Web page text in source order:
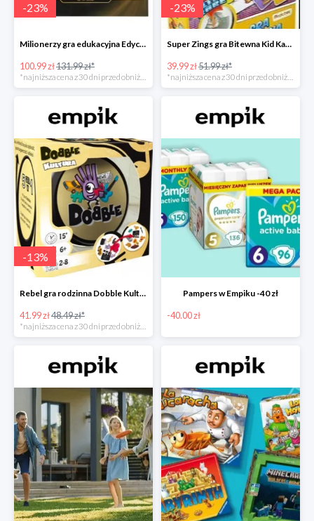
-23%
Milionerzy gra edukacyjna Edycja Gold w super cenie w Empiku Premium
100.99 zł131.99 zł*
*najniższa cena z 30 dni przed obniżką
-23%
Super Zings gra Bitewna Kid Kazom w super cenie w Empiku Premium
39.99 zł51.99 zł*
*najniższa cena z 30 dni przed obniżką
-13%
Rebel gra rodzinna Dobble Kultura w super cenie w Empiku Premium
41.99 zł48.49 zł*
Pampers w Empiku -40 zł
-40.00 zł